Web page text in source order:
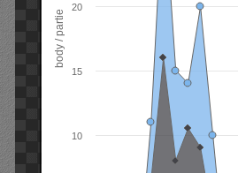
body / partie
10
15
20